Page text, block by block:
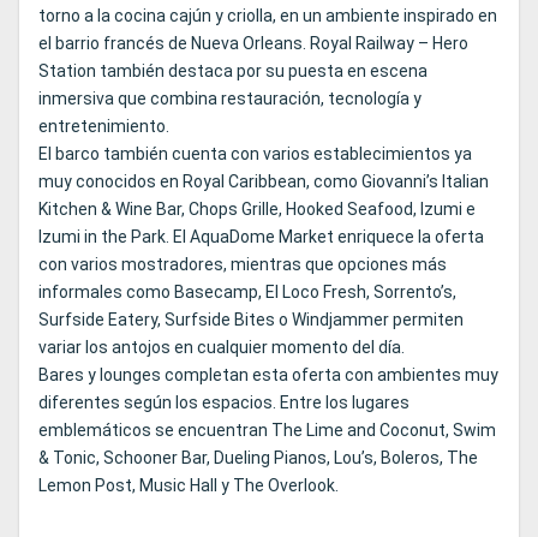
torno a la cocina cajún y criolla, en un ambiente inspirado en
el barrio francés de Nueva Orleans. Royal Railway – Hero
Station también destaca por su puesta en escena
inmersiva que combina restauración, tecnología y
entretenimiento.
El barco también cuenta con varios establecimientos ya
muy conocidos en Royal Caribbean, como Giovanni’s Italian
Kitchen & Wine Bar, Chops Grille, Hooked Seafood, Izumi e
Izumi in the Park. El AquaDome Market enriquece la oferta
con varios mostradores, mientras que opciones más
informales como Basecamp, El Loco Fresh, Sorrento’s,
Surfside Eatery, Surfside Bites o Windjammer permiten
variar los antojos en cualquier momento del día.
Bares y lounges completan esta oferta con ambientes muy
diferentes según los espacios. Entre los lugares
emblemáticos se encuentran The Lime and Coconut, Swim
& Tonic, Schooner Bar, Dueling Pianos, Lou’s, Boleros, The
Lemon Post, Music Hall y The Overlook.